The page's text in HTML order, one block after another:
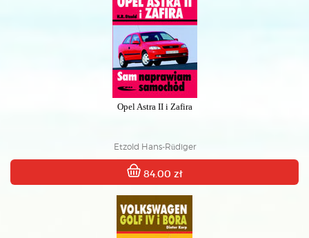
Opel Astra II i Zafira
Etzold Hans-Rüdiger
84.00 zł